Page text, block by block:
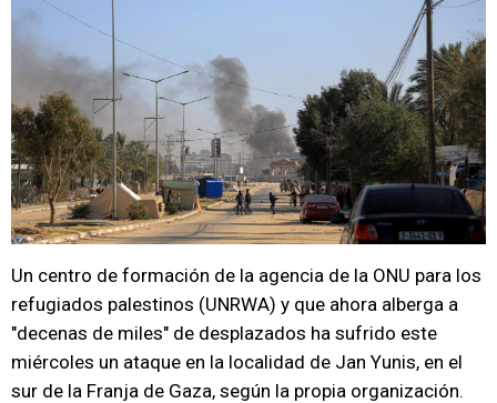
Un centro de formación de la agencia de la ONU para los
refugiados palestinos (UNRWA) y que ahora alberga a
"decenas de miles" de desplazados ha sufrido este
miércoles un ataque en la localidad de Jan Yunis, en el
sur de la Franja de Gaza, según la propia organización.